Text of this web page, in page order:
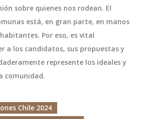
sobre quienes nos rodean. El
está, en gran parte, en manos
Por eso, es vital
a los candidatos, sus propuestas y
represente los ideales y
comunidad.
Chile 2024